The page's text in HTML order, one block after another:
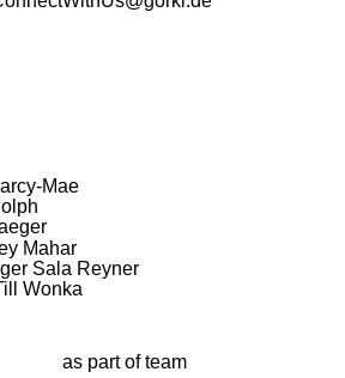
Mae
Mahar
Sala Reyner
Wonka
as part of team